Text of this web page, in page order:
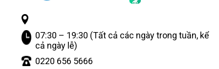
07:30 – 19:30 (Tất cả các ngày trong tuần, kể
cả ngày lễ)
0220 656 5666